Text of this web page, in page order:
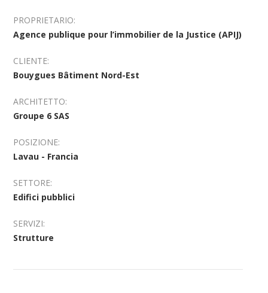
PROPRIETARIO:
Agence publique pour l’immobilier de la Justice (APIJ)
CLIENTE:
Bouygues Bâtiment Nord-Est
ARCHITETTO:
Groupe 6 SAS
POSIZIONE:
Lavau - Francia
SETTORE:
Edifici pubblici
SERVIZI:
Strutture